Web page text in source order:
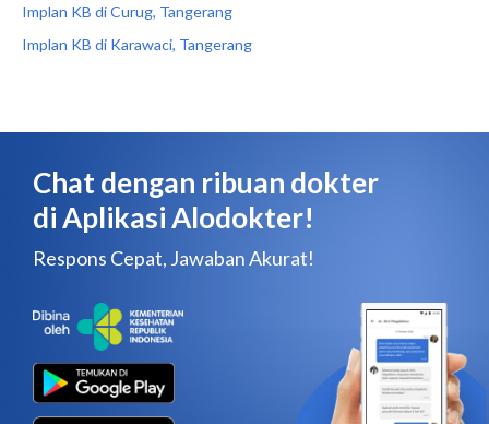
Implan KB di Curug, Tangerang
Implan KB di Karawaci, Tangerang